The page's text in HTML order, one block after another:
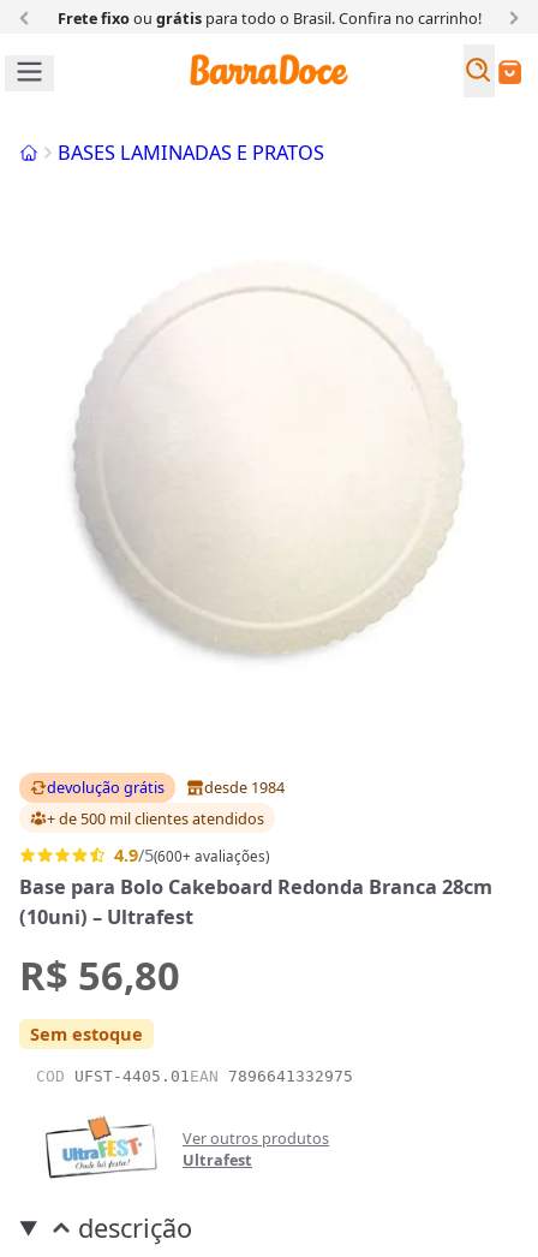
Frete fixoou grátispara todo o Brasil. Confira no carrinho!
Buscar
InícioBASES LAMINADAS E PRATOS
devolução grátis
desde 1984
+ de 500 mil clientesatendidos
4.9/5(600+ avaliações)
Base para Bolo Cakeboard Redonda Branca 28cm
(10uni) – Ultrafest
R$ 56,80
Sem estoque
COD UFST-4405.01EAN 7896641332975
Ver outros produtos
Ultrafest
descrição